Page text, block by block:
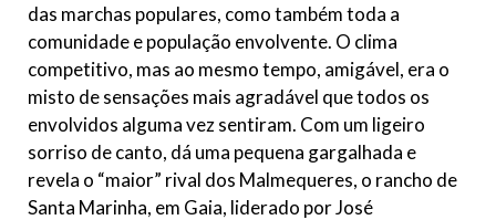
das marchas populares, como também toda a
comunidade e população envolvente. O clima
competitivo, mas ao mesmo tempo, amigável, era o
misto de sensações mais agradável que todos os
envolvidos alguma vez sentiram. Com um ligeiro
sorriso de canto, dá uma pequena gargalhada e
revela o “maior” rival dos Malmequeres, o rancho de
Santa Marinha, em Gaia, liderado por José